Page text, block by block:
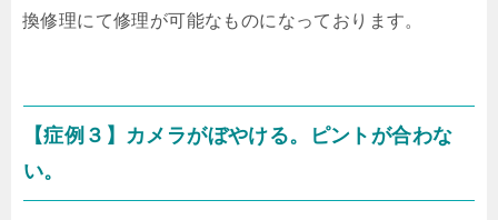
換修理にて修理が可能なものになっております。
【症例３】カメラがぼやける。ピントが合わな
い。